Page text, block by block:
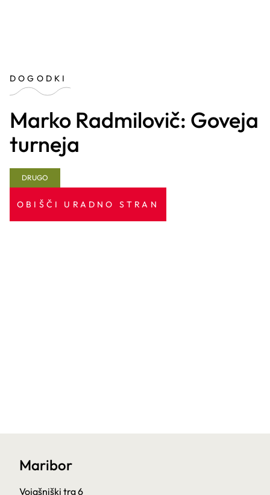
DOGODKI
Marko Radmilovič: Goveja
turneja
DRUGO
OBIŠČI URADNO STRAN
Maribor
Vojašniški trg 6